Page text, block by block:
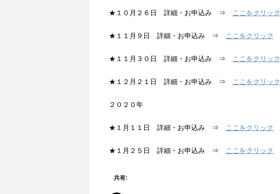
★１０月２６日 詳細・お申込み ⇒ ここをクリック
★１１月９日 詳細・お申込み ⇒ ここをクリック
★１１月３０日 詳細・お申込み ⇒ ここをクリック
★１２月２１日 詳細・お申込み ⇒ ここをクリック
２０２０年
★１月１１日 詳細・お申込み ⇒ ここをクリック
★１月２５日 詳細・お申込み ⇒ ここをクリック
共有: